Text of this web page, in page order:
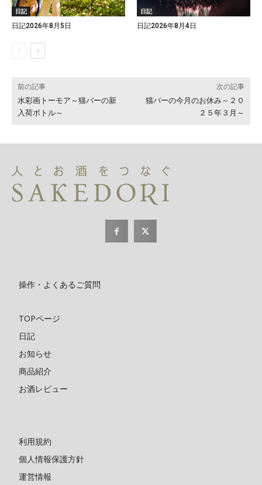
日記
日記2026年8月5日
日記
日記2026年8月4日
前の記事
水彩画トーモア～猫バーの新
入荷ボトル～
次の記事
猫バーの今月のお休み～２０
２５年３月～
操作・よくあるご質問
TOPページ
日記
お知らせ
商品紹介
お酒レビュー
利用規約
個人情報保護方針
運営情報